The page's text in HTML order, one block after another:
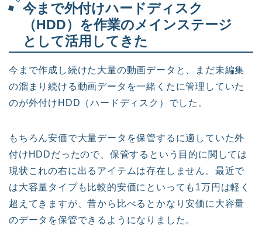
今まで外付けハードディスク
（HDD）を作業のメインステージ
として活用してきた
今まで作成し続けた大量の動画データと、まだ未編集
の溜まり続ける動画データを一緒くたに管理していた
のが外付けHDD（ハードディスク）でした。
もちろん安価で大量データを保管するに適していた外
付けHDDだったので、保管するという目的に関しては
現状これの右に出るアイテムは存在しません。最近で
は大容量タイプも比較的安価にといっても1万円は軽く
超えてきますが、昔から比べるとかなり安価に大容量
のデータを保管できるようになりました。